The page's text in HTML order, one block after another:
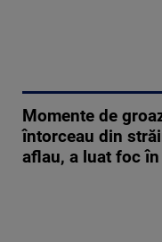
Momente de
întorceau din
aflau, a luat foc